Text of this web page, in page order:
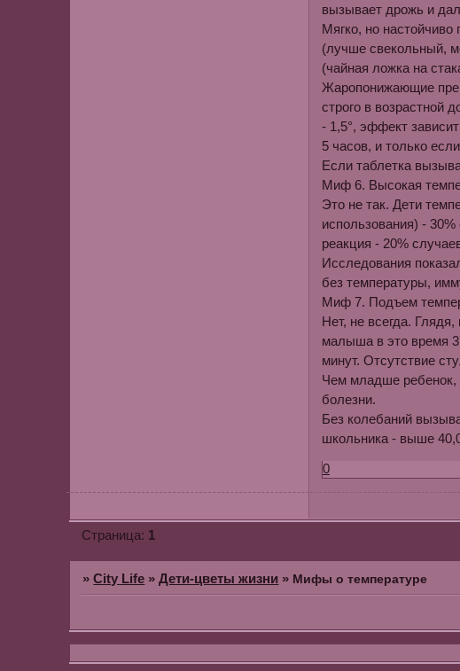
вызывает дрожь и
Мягко, но
(лучше свекольный,
(чайная ложка на
Жаропонижающие
строго в возрастной
- 1,5°, эффект
5 часов, и только
Если таблетка
Миф 6. Высокая
Это не так. Дети
использования) -
реакция - 20%
Исследования
без температуры,
Миф 7. Подъем
Нет, не всегда.
малыша в это вре­мя
минут. Отсутствие
Чем младше ребенок,
болезни.
Без колебаний
школьника - выше
0
Страница: 1
»City Life »Дети-цветы жизни » Мифы о температуре